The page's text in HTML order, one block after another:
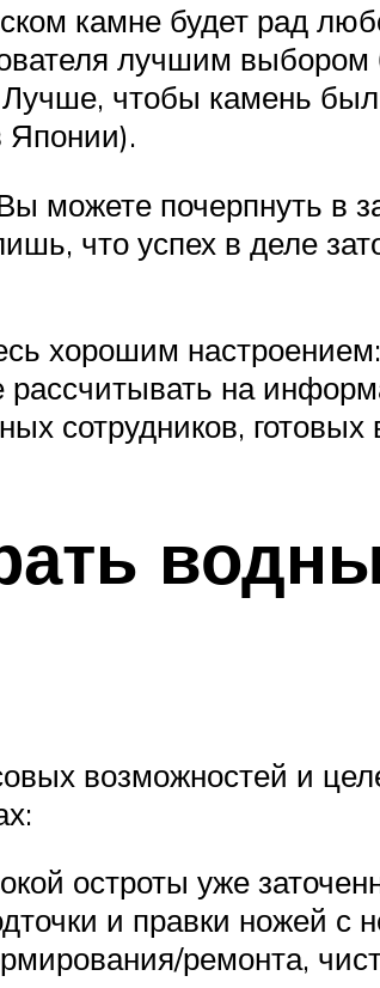
камне будет рад
лучшим выбором
чтобы камень
Японии).
можете почерпнуть в
что успех в деле
хорошим
на
сотрудников,
возможностей и
остроты уже
и правки ножей с
ремонта,